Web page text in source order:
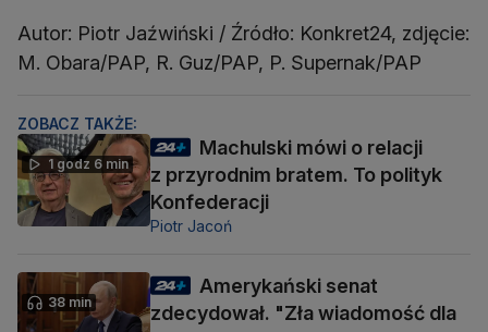
Autor: Piotr Jaźwiński / Źródło: Konkret24, zdjęcie:
M. Obara/PAP, R. Guz/PAP, P. Supernak/PAP
ZOBACZ TAKŻE:
1 godz 6 min
Machulski mówi o relacji
z przyrodnim bratem. To polityk
Konfederacji
Piotr Jacoń
38 min
Amerykański senat
zdecydował. "Zła wiadomość dla